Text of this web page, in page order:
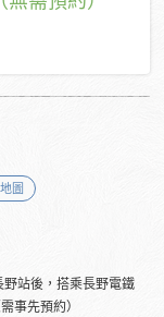
圖
野站後，搭乘長野電鐵
事先預約）